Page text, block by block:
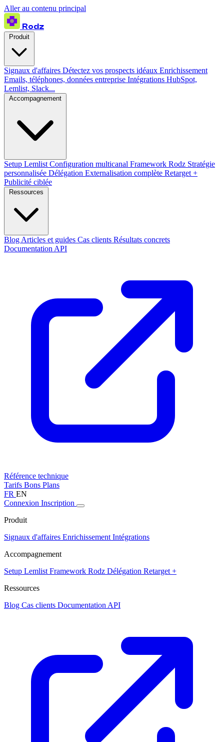
Aller au contenu principal
Rodz
Signaux d'affaires Détectez vos prospects idéaux Enrichissement
Emails, téléphones, données entreprise Intégrations HubSpot,
Lemlist, Slack...
Setup Lemlist Configuration multicanal Framework Rodz Stratégie
personnalisée Délégation Externalisation complète Retarget +
Publicité ciblée
Blog Articles et guides Cas clients Résultats concrets
Documentation API
Référence technique
Tarifs Bons Plans
FR EN
Connexion Inscription
Produit
Signaux d'affaires Enrichissement Intégrations
Accompagnement
Setup Lemlist Framework Rodz Délégation Retarget +
Ressources
Blog Cas clients Documentation API